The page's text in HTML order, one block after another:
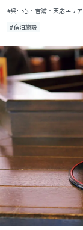
#呉中心・吉浦・天応エリア
#宿泊施設